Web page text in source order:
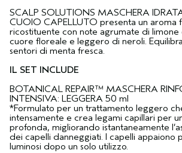
SCALP SOLUTIONS MASCHERA
CUOIO CAPELLUTO presenta un aroma
ricostituente con note agrumate di limone
cuore floreale e leggero di neroli.
sentori di menta fresca.
IL SET INCLUDE
BOTANICAL REPAIR™ MASCHERA
INTENSIVA: LEGGERA 50 ml
*Formulato per un trattamento leggero
intensamente e crea legami capillari per
profonda, migliorando istantaneamente
dei capelli danneggiati. I capelli appaiono
luminosi dopo un solo utilizzo.